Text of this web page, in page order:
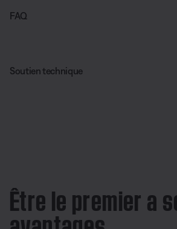
FAQ
Soutien technique
Être le premier a